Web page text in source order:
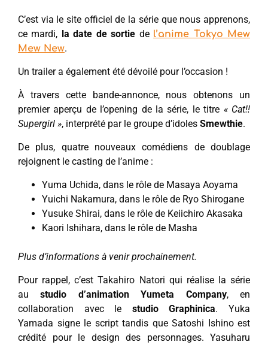
C’est via le site officiel de la série que nous apprenons,
ce mardi, la date de sortie de l’anime Tokyo Mew
Mew New.
Un trailer a également été dévoilé pour l’occasion !
À travers cette bande-annonce, nous obtenons un
premier aperçu de l’opening de la série, le titre « Cat!!
Supergirl », interprété par le groupe d’idoles Smewthie.
De plus, quatre nouveaux comédiens de doublage
rejoignent le casting de l’anime :
Yuma Uchida, dans le rôle de Masaya Aoyama
Yuichi Nakamura, dans le rôle de Ryo Shirogane
Yusuke Shirai, dans le rôle de Keiichiro Akasaka
Kaori Ishihara, dans le rôle de Masha
Plus d’informations à venir prochainement.
Pour rappel, c’est Takahiro Natori qui réalise la série
austudio d’animation Yumeta Company, en
collaboration avec le studio Graphinica. Yuka
Yamada signe le script tandis que Satoshi Ishino est
crédité pour le design des personnages. Yasuharu